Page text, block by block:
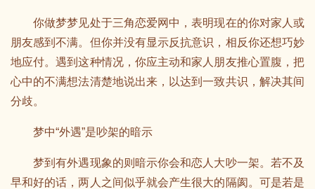
你做梦梦见处于三角恋爱网中，表明现在的你对家人或
朋友感到不满。但你并没有显示反抗意识，相反你还想巧妙
地应付。遇到这种情况，你应主动和家人朋友推心置腹，把
心中的不满想法清楚地说出来，以达到一致共识，解决其间
分歧。
梦中“外遇”是吵架的暗示
梦到有外遇现象的则暗示你会和恋人大吵一架。若不及
早和好的话，两人之间似乎就会产生很大的隔阂。可是若是